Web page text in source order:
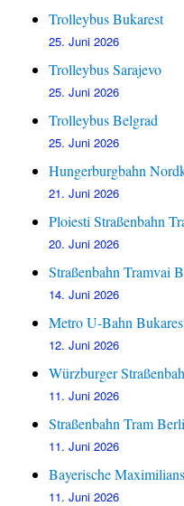
Trolleybus Bukarest
25. Juni 2026
Trolleybus Sarajevo
25. Juni 2026
Trolleybus Belgrad
25. Juni 2026
Hungerburgbahn
21. Juni 2026
Ploiesti Straßenbahn
20. Juni 2026
Straßenbahn Tramvai
14. Juni 2026
Metro U-Bahn
12. Juni 2026
Würzburger
11. Juni 2026
Straßenbahn Tram
11. Juni 2026
Bayerische
11. Juni 2026